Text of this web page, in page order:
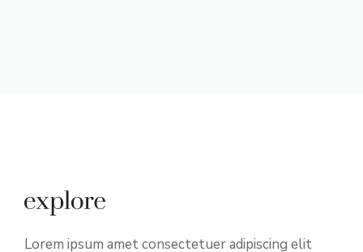
Lorem ipsum amet consectetuer adipiscing elit